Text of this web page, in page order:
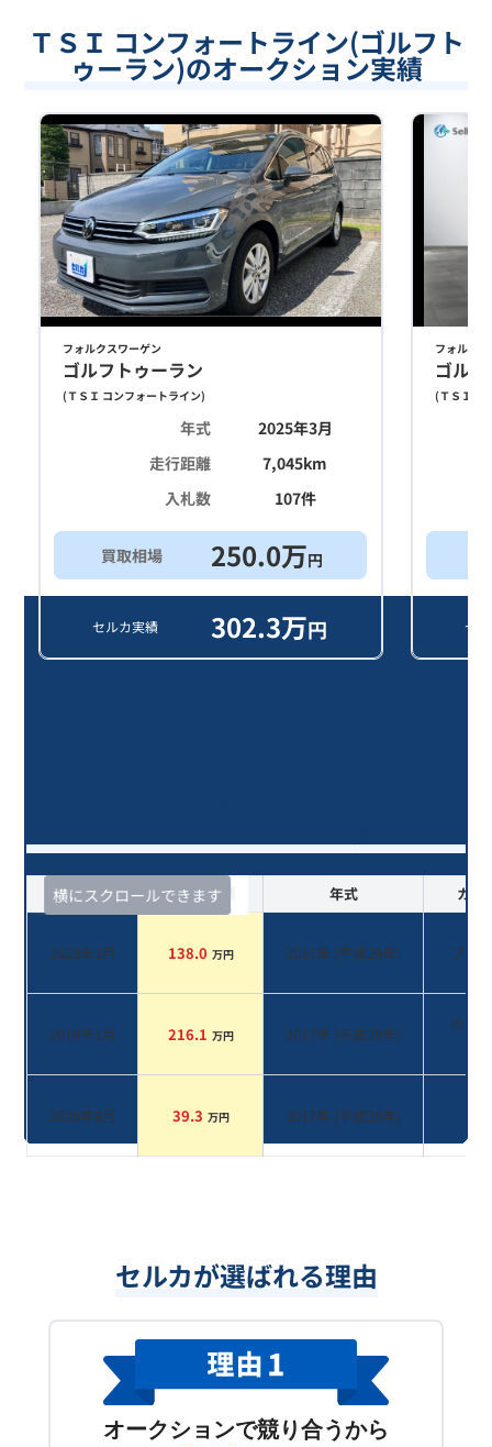
ＴＳＩ コンフォートライン(ゴルフト
ゥーラン)のオークション実績
フォルクスワーゲン
ゴルフトゥーラン
(ＴＳＩ コンフォートライン)
年式
2025年3月
走行距離
7,045km
入札数
107件
買取相場 250.0万円
セルカ実績 302.3万円
フォルク
ゴル
(ＴＳＩ コ
セ
横にスクロールできます
査定時期 セルカ実績 年式 カラ
2023年3月 138.0 万円 2017年 (平成29年) ブルー
2019年1月 216.1 万円 2017年 (平成29年)
ホワ
2026年8月 39.3 万円 2017年 (平成29年)
セルカが選ばれる理由
オークションで競り合うから